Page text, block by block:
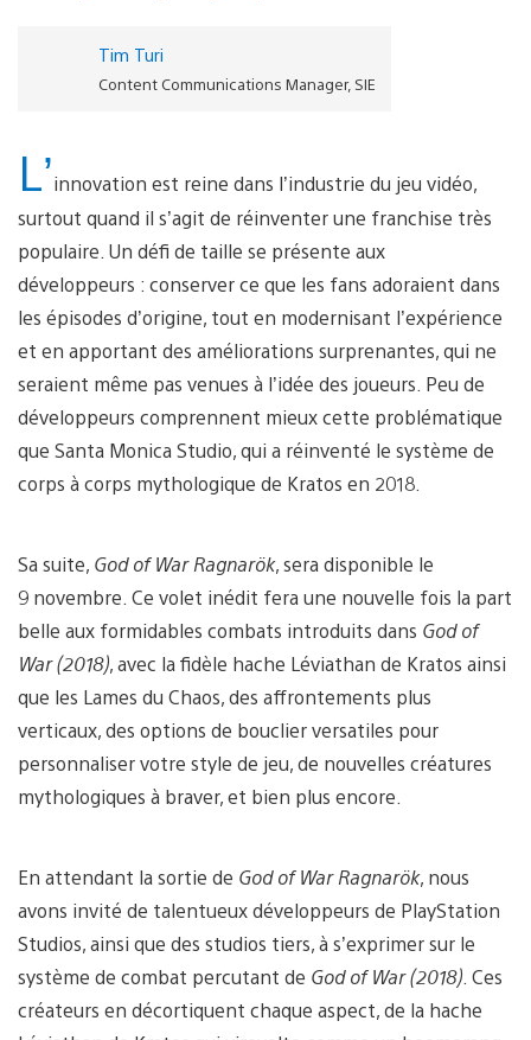
Tim Turi
Content Communications Manager, SIE
L’innovation est reine dans l’industrie du jeu vidéo,
surtout quand il s’agit de réinventer une franchise très
populaire. Un défi de taille se présente aux
développeurs : conserver ce que les fans adoraient dans
les épisodes d’origine, tout en modernisant l’expérience
et en apportant des améliorations surprenantes, qui ne
seraient même pas venues à l’idée des joueurs. Peu de
développeurs comprennent mieux cette problématique
que Santa Monica Studio, qui a réinventé le système de
corps à corps mythologique de Kratos en 2018.
Sa suite, God of War Ragnarök, sera disponible le
9 novembre. Ce volet inédit fera une nouvelle fois la part
belle aux formidables combats introduits dans God of
War (2018), avec la fidèle hache Léviathan de Kratos ainsi
que les Lames du Chaos, des affrontements plus
verticaux, des options de bouclier versatiles pour
personnaliser votre style de jeu, de nouvelles créatures
mythologiques à braver, et bien plus encore.
En attendant la sortie de God of War Ragnarök, nous
avons invité de talentueux développeurs de PlayStation
Studios, ainsi que des studios tiers, à s’exprimer sur le
système de combat percutant de God of War (2018) . Ces
créateurs en décortiquent chaque aspect, de la hache